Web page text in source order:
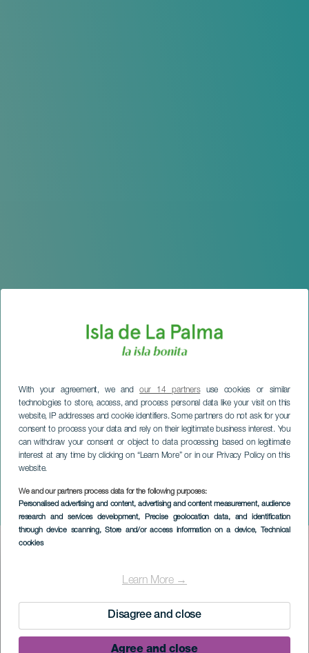
With your agreement, we andour 14 partnersuse cookies or similar
technologies to store, access, and process personal data like your visit on this
website, IP addresses and cookie identifiers. Some partners do not ask for your
consent to process your data and rely on their legitimate business interest. You
can withdraw your consent or object to data processing based on legitimate
interest at any time by clicking on “Learn More” or in our Privacy Policy on this
website.
We and our partners process data for the following purposes:
Personalised advertising and content, advertising and content measurement, audience
research and services development, Precise geolocation data, and identification
through device scanning, Store and/or access information on a device, Technical
cookies
Learn More →
Disagree and close
Agree and close
Yöt Cristiton kanssa
LA PALMA
Imagen